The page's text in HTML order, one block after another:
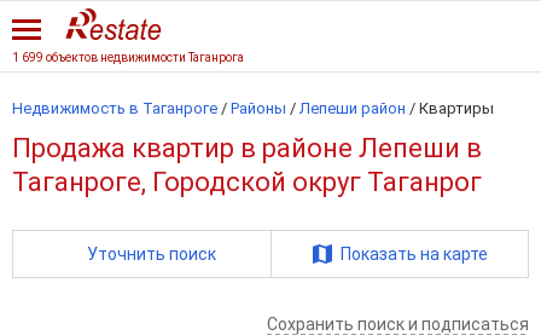
1 699 объектов недвижимости Таганрога
Недвижимость в Таганроге / Районы / Лепеши район / Квартиры
Продажа квартир в районе Лепеши в
Таганроге, Городской округ Таганрог
Уточнить поиск Показать на карте
Сохранить поиск и подписаться